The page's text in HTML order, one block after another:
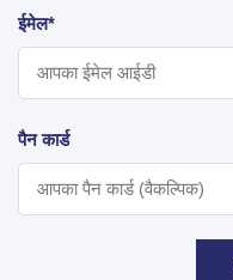
ईमेल*
पैन कार्ड